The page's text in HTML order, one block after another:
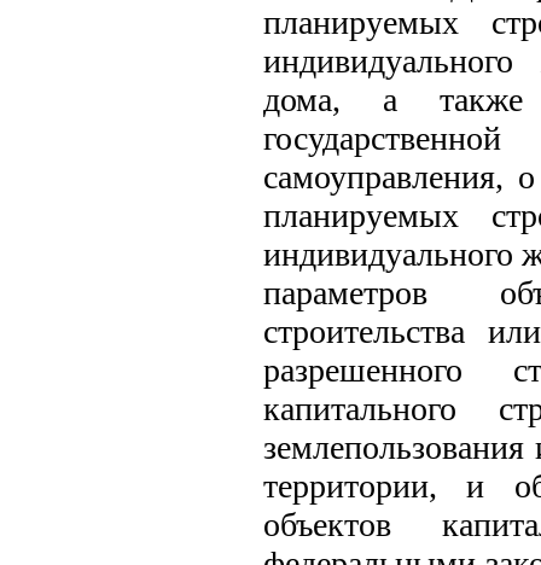
планируемых
дома, а также
самоуправления,
планируемых
индивидуального
параметров
строительства
разрешенного
капитального
территории, и
объектов